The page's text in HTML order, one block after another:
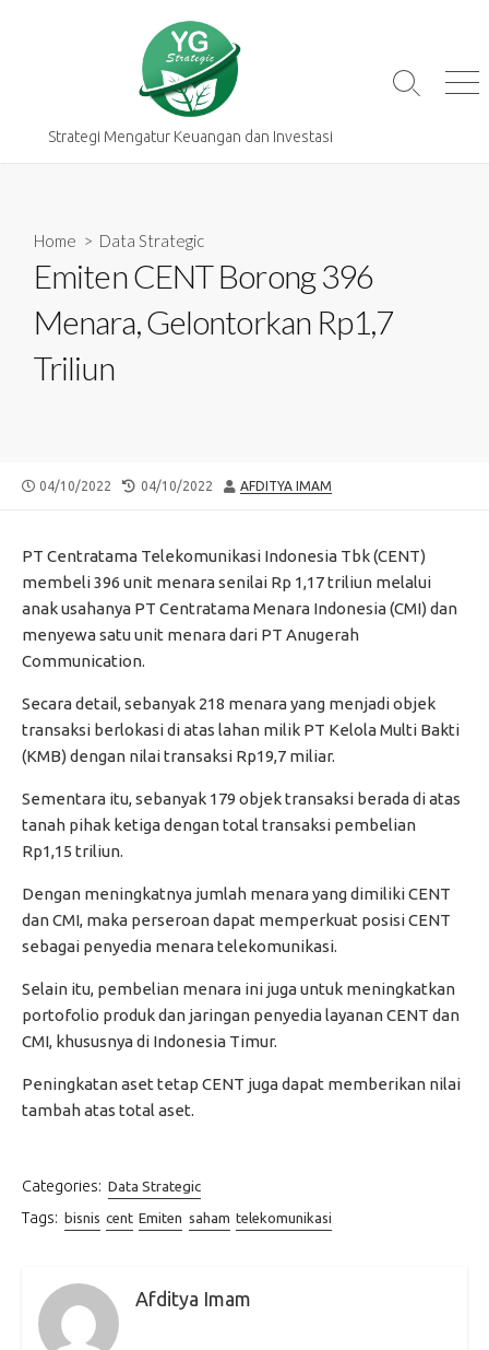
Strategi Mengatur Keuangan dan Investasi
Search
Home > Data Strategic
Emiten CENT Borong 396
Menara, Gelontorkan Rp1,7
Triliun
PUBLISHED
04/10/2022
LAST
04/10/2022 AUTHOR
AFDITYA IMAM
PT Centratama Telekomunikasi Indonesia Tbk (CENT)
membeli 396 unit menara senilai Rp 1,17 triliun melalui
anak usahanya PT Centratama Menara Indonesia (CMI) dan
menyewa satu unit menara dari PT Anugerah
Communication.
Secara detail, sebanyak 218 menara yang menjadi objek
transaksi berlokasi di atas lahan milik PT Kelola Multi Bakti
(KMB) dengan nilai transaksi Rp19,7 miliar.
Sementara itu, sebanyak 179 objek transaksi berada di atas
tanah pihak ketiga dengan total transaksi pembelian
Rp1,15 triliun.
Dengan meningkatnya jumlah menara yang dimiliki CENT
dan CMI, maka perseroan dapat memperkuat posisi CENT
sebagai penyedia menara telekomunikasi.
Selain itu, pembelian menara ini juga untuk meningkatkan
portofolio produk dan jaringan penyedia layanan CENT dan
CMI, khususnya di Indonesia Timur.
Peningkatan aset tetap CENT juga dapat memberikan nilai
tambah atas total aset.
Categories: Data Strategic
Tags: bisnis cent Emiten saham telekomunikasi
Afditya Imam